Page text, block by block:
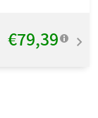
€79,39